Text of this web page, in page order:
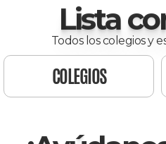
Lista
Todos los colegios y
COLEGIOS